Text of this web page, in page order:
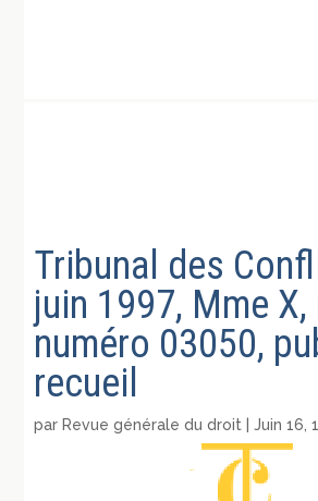
Tribunal des
juin 1997, Mme
numéro 03050,
recueil
par Revue générale du droit |Juin 16,